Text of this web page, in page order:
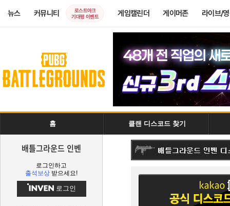
뉴스 커뮤니티
로스트아크
기대평 이벤트
게임캘린더 게이머존 라이브/
홈 클랜 디스코드 찾기
배틀그라운드 인벤
로그인하고
출석보상 받으세요!
로그인